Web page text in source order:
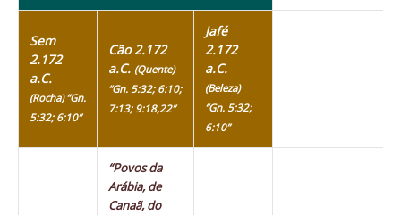
Sem
2.172
a.C.
(Rocha) “Gn.
5:32; 6:10”
Cão 2.172
a.C. (Quente)
“Gn. 5:32; 6:10;
7:13; 9:18,22”
Jafé
2.172
a.C.
(Beleza)
“Gn. 5:32;
6:10”
“Povos da
Arábia, de
Canaã, do